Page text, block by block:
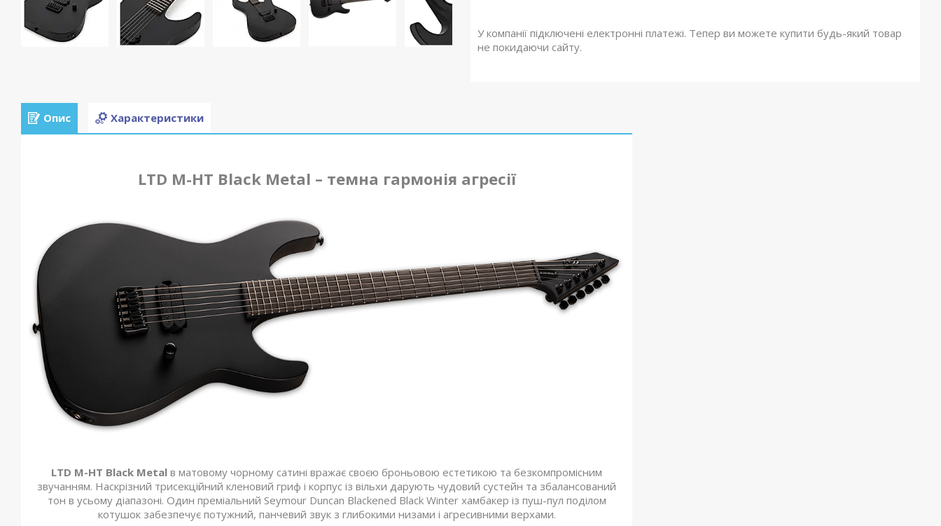
У компанії підключені електронні платежі. Тепер ви можете купити будь-який товар
не покидаючи сайту.
Опис Характеристики
LTD M-HT Black Metal – темна гармонія агресії
LTD M-HT Black Metal в матовому чорному сатині вражає своєю броньовою естетикою та безкомпромісним
звучанням. Наскрізний трисекційний кленовий гриф і корпус із вільхи дарують чудовий сустейн та збалансований
тон в усьому діапазоні. Один преміальний Seymour Duncan Blackened Black Winter хамбакер із пуш-пул поділом
котушок забезпечує потужний, панчевий звук з глибокими низами і агресивними верхами.